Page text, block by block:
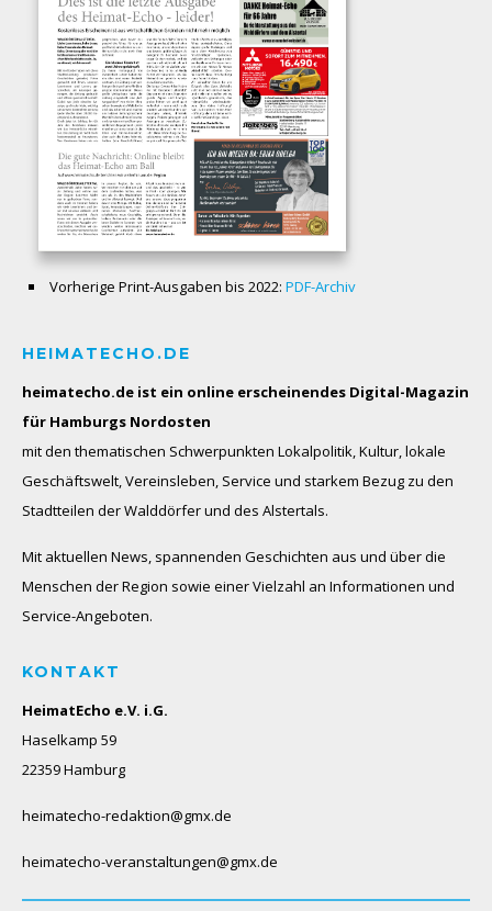
Vorherige Print-Ausgaben bis 2022: PDF-Archiv
HEIMATECHO.DE
heimatecho.de ist ein online erscheinendes Digital-Magazin
für Hamburgs Nordosten
mit den thematischen Schwerpunkten Lokalpolitik, Kultur, lokale
Geschäftswelt, Vereinsleben, Service und starkem Bezug zu den
Stadtteilen der Walddörfer und des Alstertals.
Mit aktuellen News, spannenden Geschichten aus und über die
Menschen der Region sowie einer Vielzahl an Informationen und
Service-Angeboten.
KONTAKT
HeimatEcho e.V. i.G.
Haselkamp 59
22359 Hamburg
heimatecho-redaktion@gmx.de
heimatecho-veranstaltungen@gmx.de